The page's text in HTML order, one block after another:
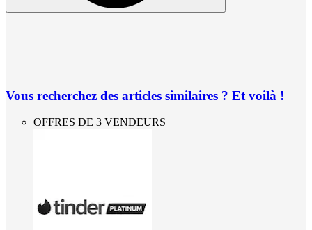
Vous recherchez des articles similaires ? Et voilà !
OFFRES DE 3 VENDEURS